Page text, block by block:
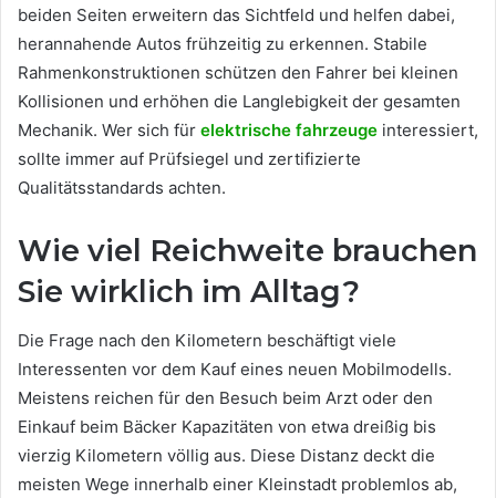
beiden Seiten erweitern das Sichtfeld und helfen dabei,
herannahende Autos frühzeitig zu erkennen. Stabile
Rahmenkonstruktionen schützen den Fahrer bei kleinen
Kollisionen und erhöhen die Langlebigkeit der gesamten
Mechanik. Wer sich für elektrische fahrzeuge interessiert,
sollte immer auf Prüfsiegel und zertifizierte
Qualitätsstandards achten.
Wie viel Reichweite brauchen
Sie wirklich im Alltag?
Die Frage nach den Kilometern beschäftigt viele
Interessenten vor dem Kauf eines neuen Mobilmodells.
Meistens reichen für den Besuch beim Arzt oder den
Einkauf beim Bäcker Kapazitäten von etwa dreißig bis
vierzig Kilometern völlig aus. Diese Distanz deckt die
meisten Wege innerhalb einer Kleinstadt problemlos ab,